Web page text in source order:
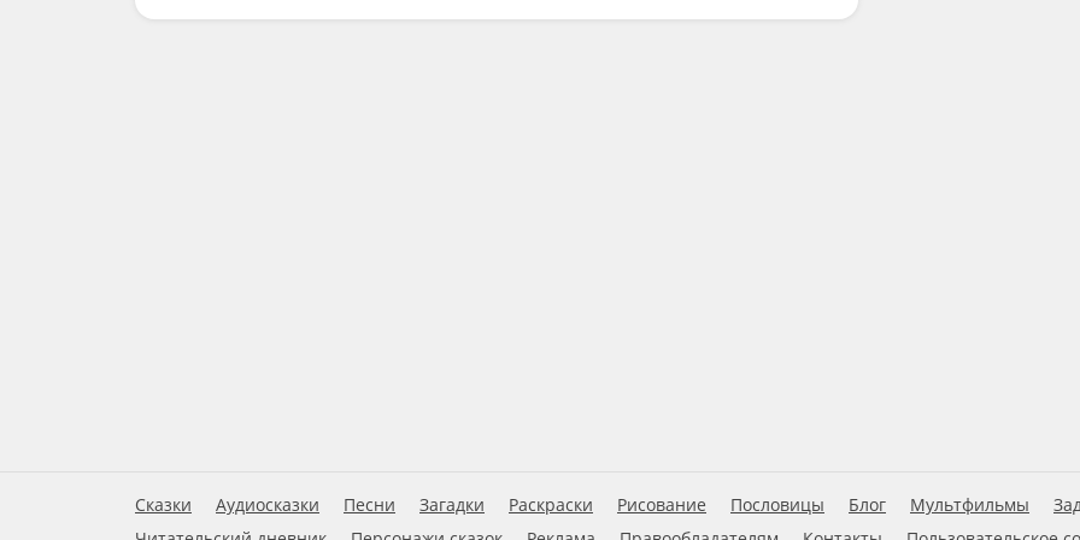
Сказки Аудиосказки Песни Загадки Раскраски Рисование Пословицы Блог Мультфильмы